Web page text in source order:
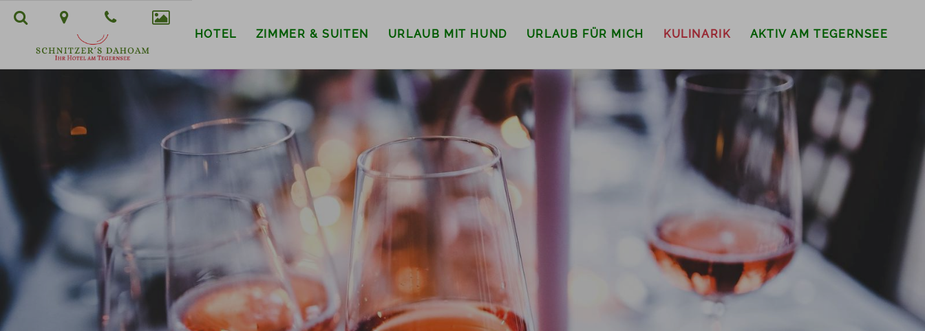
HOTEL ZIMMER & SUITEN URLAUB MIT HUND URLAUB FÜR MICH KULINARIK AKTIV AM TEGERNSEE
Suchbegriff
eingeben
Suchen